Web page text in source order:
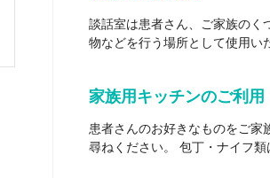
談話室は患者さん、ご家族のく
物などを行う場所として使用い
家族用キッチンのご利用
患者さんのお好きなものをご家
尋ねください。 包丁・ナイフ類